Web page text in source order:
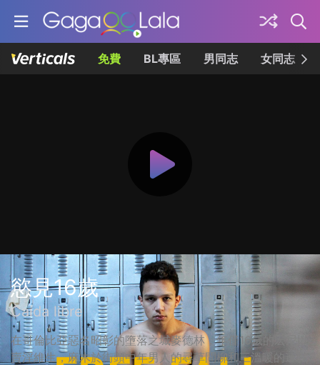
免費 BL專區 男同志 女同志
慾見16歲
Caída libre
在哥倫比亞惡名昭彰的墮落之城麥德林，年僅16歲的宏尼以
賣淫維生，麻木於街頭中年男人的尋草問柳和三溫暖的速戰